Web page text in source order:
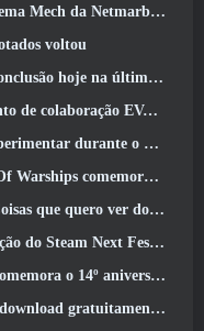
será lançado globalmente
voltou
última atualização do SWTOR
EVANGELION
o Steam Next Fest
dos EUA com uma nova campanha narrativa
quero ver do MMO Riot
Embers Of The Uncrowned Tomorrow
mistério que eles devem resolver juntos
(E manter) Por tempo limitado